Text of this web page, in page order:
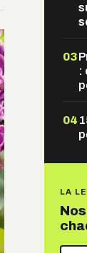
03
:
04
LA